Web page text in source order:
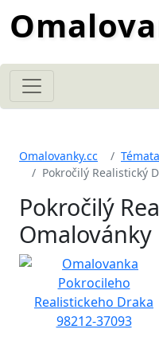
Omalovanky.cc Témata
Pokročilý Realistický
Pokročilý
Omalovánky